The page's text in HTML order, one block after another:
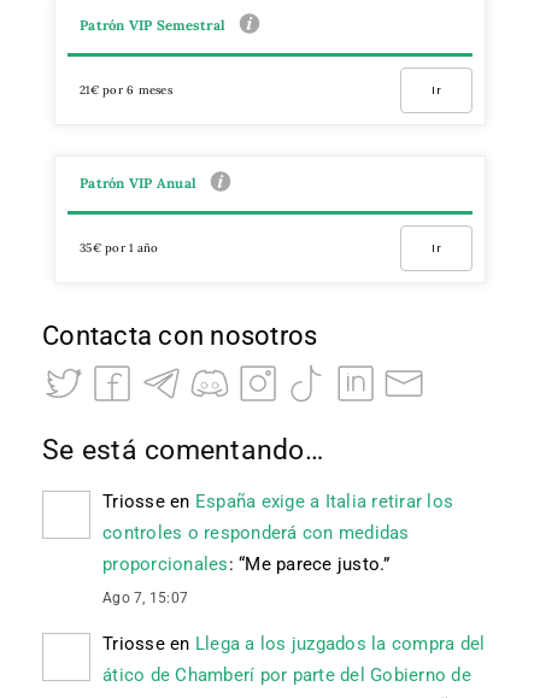
Patrón VIP Semestral
21€ por 6 meses Ir
Patrón VIP Anual
35€ por 1 año Ir
Contacta con nosotros
Se está comentando…
Triosseen España exige a Italia retirar los
controles o responderá con medidas
proporcionales: “Me parece justo.”
Ago 7, 15:07
Triosseen Llega a los juzgados la compra del
ático de Chamberí por parte del Gobierno de